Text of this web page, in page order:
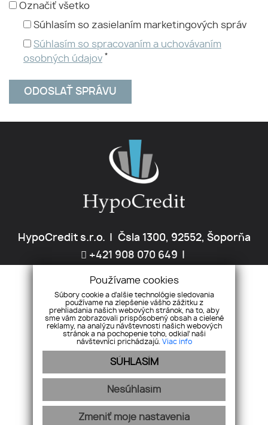
Označiť všetko
Súhlasím so zasielaním marketingových správ
Súhlasím so spracovaním a uchovávaním
osobných údajov *
HypoCredit s.r.o.
Čsla 1300, 92552, Šoporňa
+421 908 070 649
NEHNUTEĽNOSTI O NÁS POISTENIE
PARTNERI KARIÉRA GDPR PRAVIDLÁ COOKIES KONTAKT
webex.digital- REALVIA.sk
Používame cookies
Súbory cookie a ďalšie technológie sledovania
používame na zlepšenie vášho zážitku z
prehliadania našich webových stránok, na to, aby
sme vám zobrazovali prispôsobený obsah a cielené
reklamy, na analýzu návštevnosti našich webových
stránok a na pochopenie toho, odkiaľ naši
návštevníci prichádzajú. Viac info
SÚHLASÍM
Nesúhlasím
Zmeniť moje nastavenia